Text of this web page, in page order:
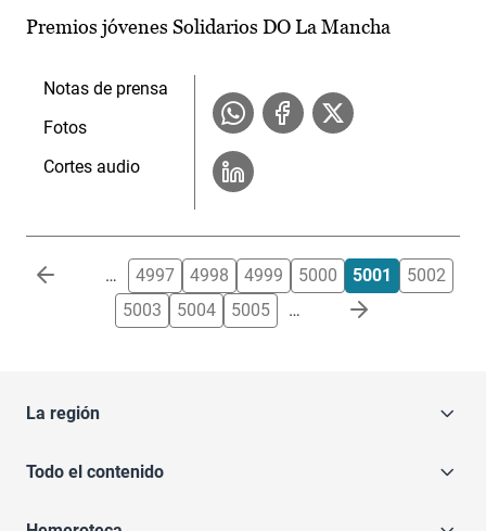
Premios jóvenes Solidarios DO La Mancha
Notas de prensa
Fotos
Cortes audio
Paginación … 4997 4998 4999 5000 5001
5002
5003
5004 5005 …
La región
Todo el contenido